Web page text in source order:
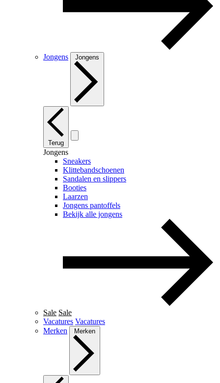
Jongens Jongens
Terug
Jongens
Sneakers
Klittebandschoenen
Sandalen en slippers
Booties
Laarzen
Jongens pantoffels
Bekijk alle jongens
Sale Sale
Vacatures Vacatures
Merken
Merken